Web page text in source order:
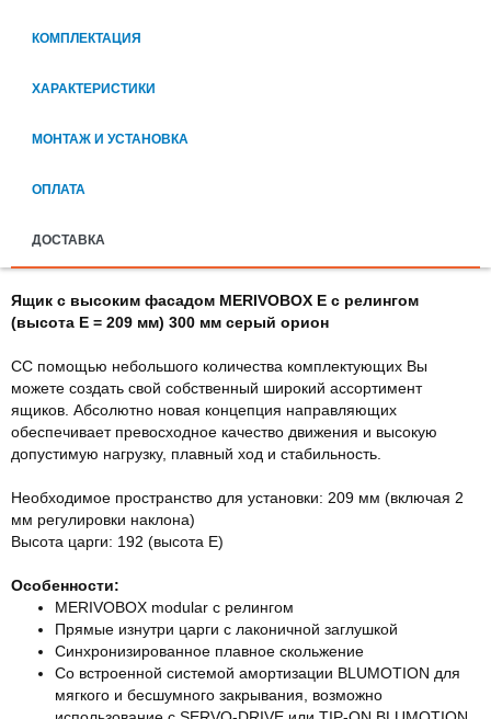
КОМПЛЕКТАЦИЯ
ХАРАКТЕРИСТИКИ
МОНТАЖ И УСТАНОВКА
ОПЛАТА
ДОСТАВКА
Ящик с высоким фасадом MERIVOBOX Е с релингом
(высота Е = 209 мм) 300 мм серый орион
СС помощью небольшого количества комплектующих Вы
можете создать свой собственный широкий ассортимент
ящиков. Абсолютно новая концепция направляющих
обеспечивает превосходное качество движения и высокую
допустимую нагрузку, плавный ход и стабильность.
Необходимое пространство для установки: 209 мм (включая 2
мм регулировки наклона)
Высота царги: 192 (высота E)
Особенности:
МERIVOBOX modular с релингом
Прямые изнутри царги с лаконичной заглушкой
Синхронизированное плавное скольжение
Со встроенной системой амортизации BLUMOTION для
мягкого и бесшумного закрывания, возможно